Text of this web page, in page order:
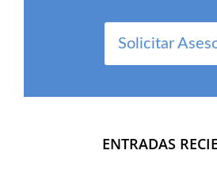
Solicitar
ENTRADAS